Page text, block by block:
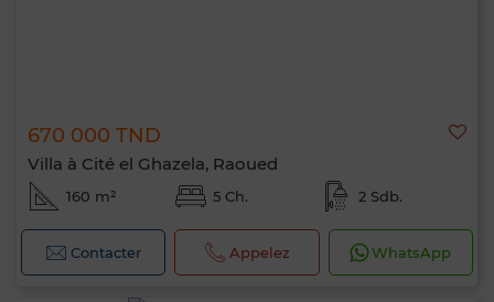
670 000 TND
Villa à Cité el Ghazela, Raoued
160 m² 5 Ch. 2 Sdb.
Contacter Appelez WhatsApp